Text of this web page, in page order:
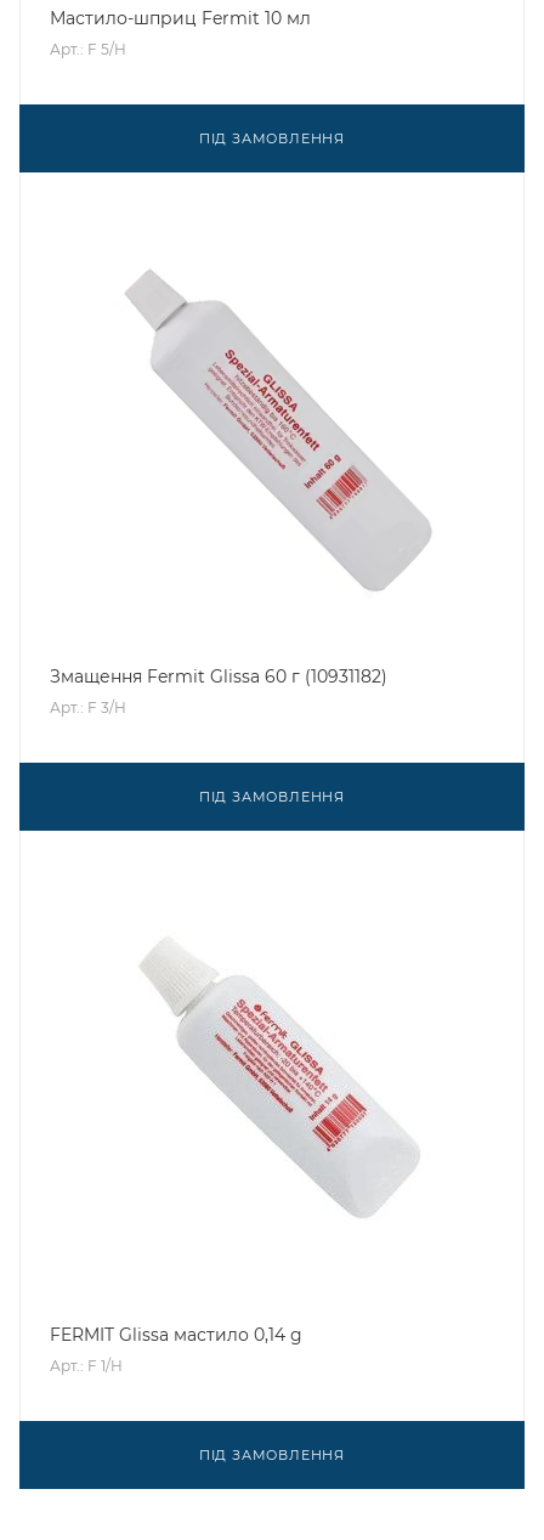
Мастило-шприц Fermit 10 мл
Арт.: F 5/H
ПІД ЗАМОВЛЕННЯ
Змащення Fermit Glissa 60 г (10931182)
Арт.: F 3/H
ПІД ЗАМОВЛЕННЯ
FERMIT Glissa мастило 0,14 g
Арт.: F 1/H
ПІД ЗАМОВЛЕННЯ